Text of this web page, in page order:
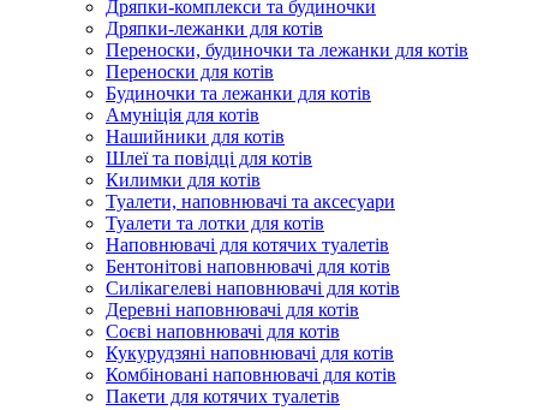
Дряпки-комплекси та будиночки
Дряпки-лежанки для котів
Переноски, будиночки та лежанки для котів
Переноски для котів
Будиночки та лежанки для котів
Амуніція для котів
Нашийники для котів
Шлеї та повідці для котів
Килимки для котів
Туалети, наповнювачі та аксесуари
Туалети та лотки для котів
Наповнювачі для котячих туалетів
Бентонітові наповнювачі для котів
Силікагелеві наповнювачі для котів
Деревні наповнювачі для котів
Соєві наповнювачі для котів
Кукурудзяні наповнювачі для котів
Комбіновані наповнювачі для котів
Пакети для котячих туалетів